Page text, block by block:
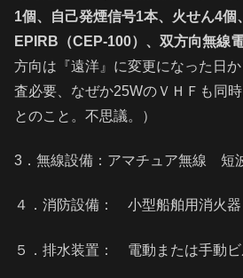
1個、自己発煙信号1本、火せん4個
EPIRB（CEP-100）、双方向無線
方向は『遠洋』に変更になった日
査必要、なぜか25WのＶＨＦも同
とのこと。不思議。）
3．無線設備：アマチュア無線 短
４．消防設備： 小型船舶用消火
５．排水装置： 電動または手動